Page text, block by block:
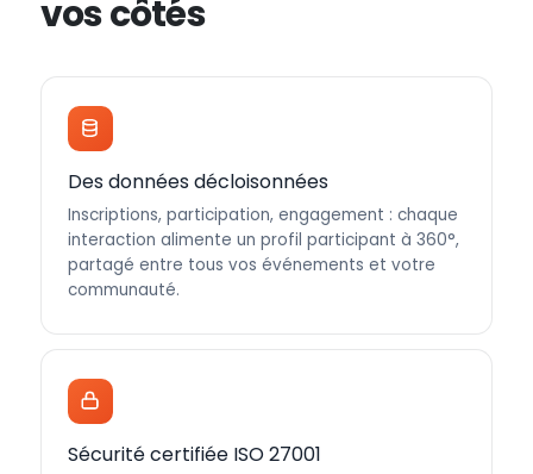
vos côtés
Des données décloisonnées
Inscriptions, participation, engagement : chaque
interaction alimente un profil participant à 360°,
partagé entre tous vos événements et votre
communauté.
Sécurité certifiée ISO 27001